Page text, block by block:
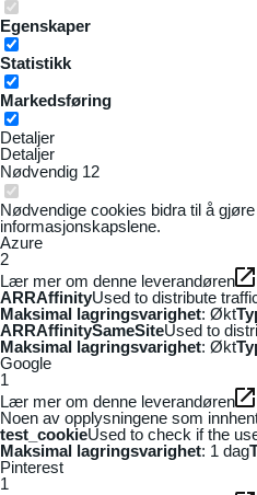
Egenskaper
Statistikk
Markedsføring
Detaljer
Detaljer
Nødvendig 12
Nødvendige cookies bidra til å
informasjonskapslene.
Azure
2
Lær mer om denne leverandøren
ARRAffinityUsed to distribute
Maksimal lagringsvarighet: Økt
ARRAffinitySameSiteUsed to
Maksimal lagringsvarighet: Økt
Google
1
Lær mer om denne leverandøren
Noen av opplysningene som
test_cookieUsed to check if the
Maksimal lagringsvarighet: 1 dag
Pinterest
1